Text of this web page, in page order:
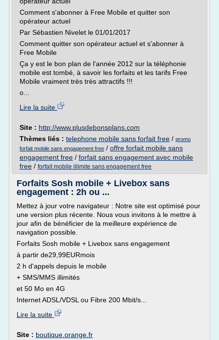
Comment s'abonner à Free Mobile et quitter son
opérateur actuel
Par Sébastien Nivelet le 01/01/2017
Comment quitter son opérateur actuel et s'abonner à
Free Mobile
Ça y est le bon plan de l'année 2012 sur la téléphonie
mobile est tombé, à savoir les forfaits et les tarifs Free
Mobile vraiment très très attractifs !!!
o...
Lire la suite
Site : http://www.plusdebonsplans.com
Thèmes liés : telephone mobile sans forfait free / promo
forfait mobile sans engagement free / offre forfait mobile sans
engagement free / forfait sans engagement avec mobile
free / forfait mobile illimite sans engagement free
Forfaits Sosh mobile + Livebox sans
engagement : 2h ou ...
Mettez à jour votre navigateur : Notre site est optimisé pour
une version plus récente. Nous vous invitons à le mettre à
jour afin de bénéficier de la meilleure expérience de
navigation possible.
Forfaits Sosh mobile + Livebox sans engagement
à partir de29,99EURmois
2 h d'appels depuis le mobile
+ SMS/MMS illimités
et 50 Mo en 4G
Internet ADSL/VDSL ou Fibre 200 Mbit/s...
Lire la suite
Site : boutique.orange.fr